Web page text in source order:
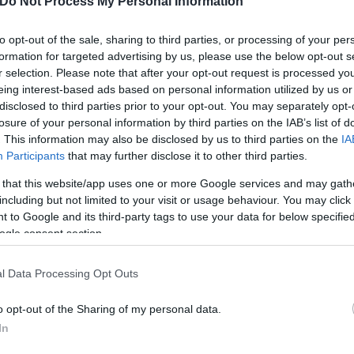
opt-out of the sale, sharing to third parties, or processing of your
for targeted advertising by us, please use the below opt-out
selection. Please note that after your opt-out request is processed
interest-based ads based on personal information utilized by us
to third parties prior to your opt-out. You may separately
of your personal information by third parties on the IAB’s list of
This information may also be disclosed by us to third parties on the
Participants that may further disclose it to other third parties.
that this website/app uses one or more Google services and may
but not limited to your visit or usage behaviour. You may
to Google and its third-party tags to use your data for below
consent section.
Data Processing Opt Outs
opt-out of the Sharing of my personal data.
αναφέρει στο σχετικό του
ασφάλειάς μας», έγραψε στο μέσο κοινωνικής
στρατιώτες προκειμένου να ενισχύσει
προστασία στην Ευρώπη», σημείωσε